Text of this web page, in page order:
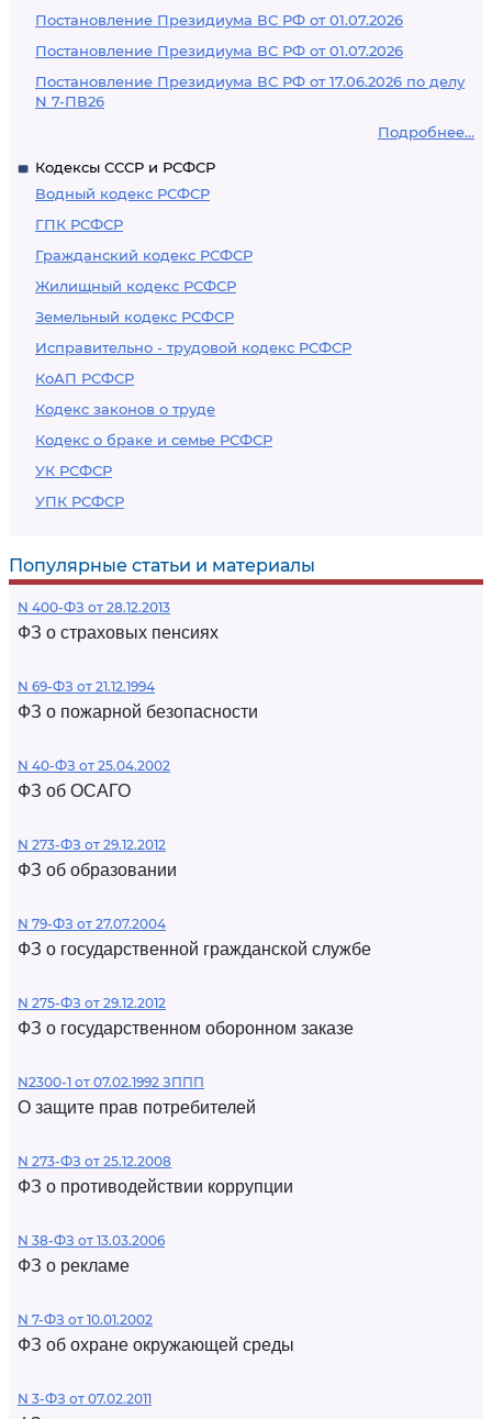
Постановление Президиума ВС РФ от 01.07.2026
Постановление Президиума ВС РФ от 01.07.2026
Постановление Президиума ВС РФ от 17.06.2026 по делу
N 7-ПВ26
Подробнее...
Кодексы СССР и РСФСР
Водный кодекс РСФСР
ГПК РСФСР
Гражданский кодекс РСФСР
Жилищный кодекс РСФСР
Земельный кодекс РСФСР
Исправительно - трудовой кодекс РСФСР
КоАП РСФСР
Кодекс законов о труде
Кодекс о браке и семье РСФСР
УК РСФСР
УПК РСФСР
Популярные статьи и материалы
N 400-ФЗ от 28.12.2013
ФЗ о страховых пенсиях
N 69-ФЗ от 21.12.1994
ФЗ о пожарной безопасности
N 40-ФЗ от 25.04.2002
ФЗ об ОСАГО
N 273-ФЗ от 29.12.2012
ФЗ об образовании
N 79-ФЗ от 27.07.2004
ФЗ о государственной гражданской службе
N 275-ФЗ от 29.12.2012
ФЗ о государственном оборонном заказе
N2300-1 от 07.02.1992 ЗППП
О защите прав потребителей
N 273-ФЗ от 25.12.2008
ФЗ о противодействии коррупции
N 38-ФЗ от 13.03.2006
ФЗ о рекламе
N 7-ФЗ от 10.01.2002
ФЗ об охране окружающей среды
N 3-ФЗ от 07.02.2011